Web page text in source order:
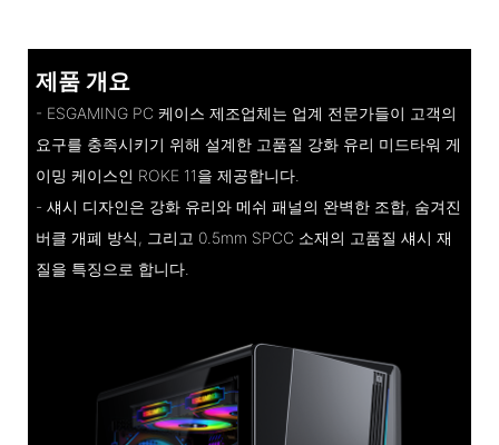
제품 개요
- ESGAMING PC 케이스 제조업체는 업계 전문가들이 고객의
요구를 충족시키기 위해 설계한 고품질 강화 유리 미드타워 게
이밍 케이스인 ROKE 11을 제공합니다.
- 섀시 디자인은 강화 유리와 메쉬 패널의 완벽한 조합, 숨겨진
버클 개폐 방식, 그리고 0.5mm SPCC 소재의 고품질 섀시 재
질을 특징으로 합니다.